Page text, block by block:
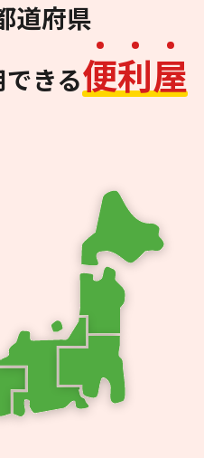
道府県
きる便利屋